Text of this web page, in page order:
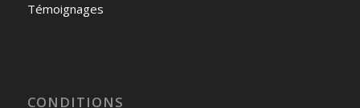
Témoignages
CONDITIONS